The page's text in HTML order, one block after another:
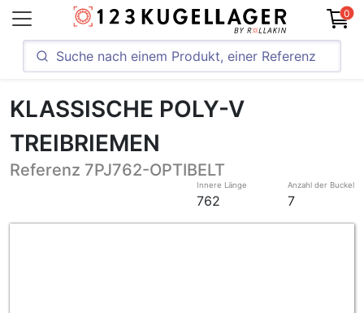
0
KLASSISCHE POLY-V
TREIBRIEMEN
Referenz 7PJ762-OPTIBELT
Innere Länge
762
Anzahl der Buckel
7